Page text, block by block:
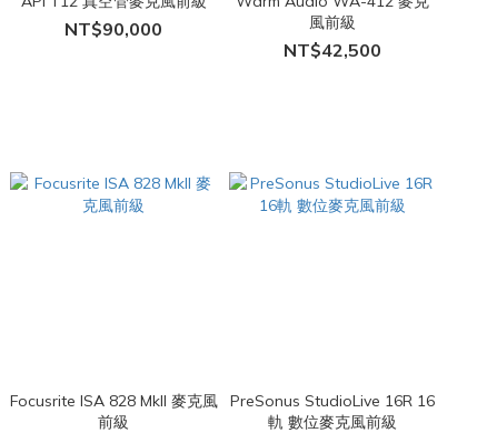
NT$90,000
風前級
NT$42,500
Focusrite ISA 828 MkII 麥克風
前級
PreSonus StudioLive 16R 16
軌 數位麥克風前級